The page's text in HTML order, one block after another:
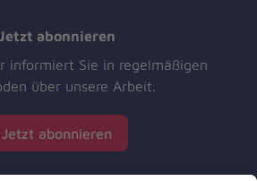
abonnieren
informiert Sie in regelmäßigen
über unsere Arbeit.
Jetzt abonnieren